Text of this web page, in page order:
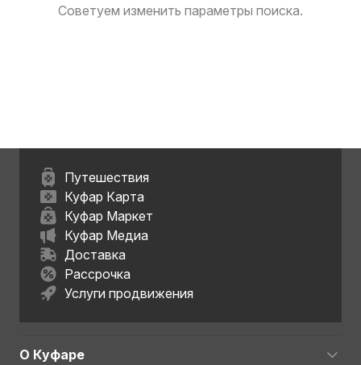
Советуем изменить параметры поиска.
Путешествия
Куфар Карта
Куфар Маркет
Куфар Медиа
Доставка
Рассрочка
Услуги продвижения
О Куфаре